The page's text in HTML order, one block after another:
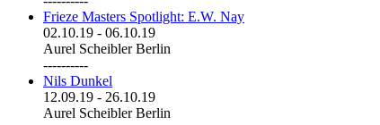
Frieze Masters Spotlight: E.W. Nay
02.10.19 - 06.10.19
Aurel Scheibler Berlin
----------
Nils Dunkel
12.09.19 - 26.10.19
Aurel Scheibler Berlin